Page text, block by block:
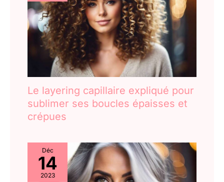
Le layering capillaire expliqué pour
sublimer ses boucles épaisses et
crépues
Déc
14
2023